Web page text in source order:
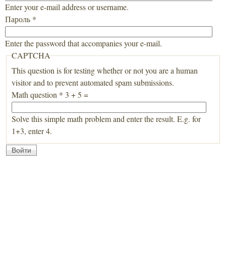
Enter your e-mail address or username.
Пароль *
Enter the password that accompanies your e-mail.
CAPTCHA
This question is for testing whether or not you are a human
visitor and to prevent automated spam submissions.
Math question * 3 + 5 =
Solve this simple math problem and enter the result. E.g. for
1+3, enter 4.